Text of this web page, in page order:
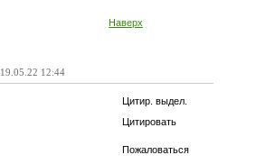
Наверх
19.05.22 12:44
Цитир. выдел.
Цитировать
Пожаловаться